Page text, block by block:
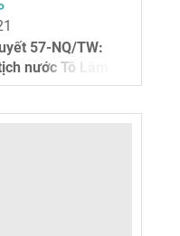
57-NQ/TW:
nước Tô Lâm